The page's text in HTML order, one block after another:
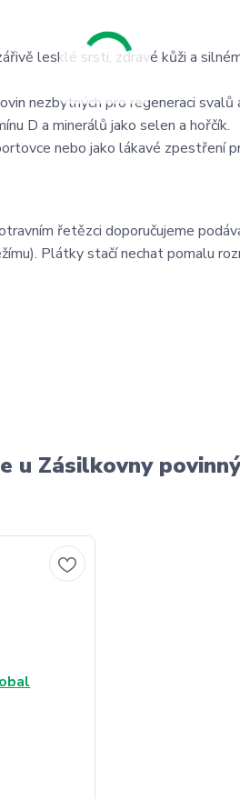
lesklé srsti, zdravé kůži a
nezbytných pro regeneraci svalů
D a minerálů jako selen a hořčík.
nebo jako lákavé zpestření
řetězci doporučujeme
Plátky stačí nechat pomalu
u Zásilkovny